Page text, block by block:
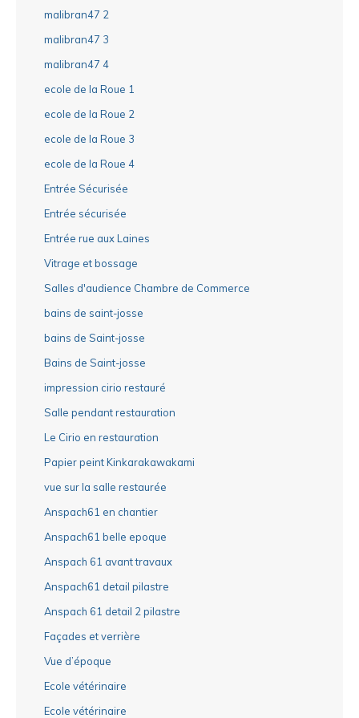
malibran47 2
malibran47 3
malibran47 4
ecole de la Roue 1
ecole de la Roue 2
ecole de la Roue 3
ecole de la Roue 4
Entrée Sécurisée
Entrée sécurisée
Entrée rue aux Laines
Vitrage et bossage
Salles d'audience Chambre de Commerce
bains de saint-josse
bains de Saint-josse
Bains de Saint-josse
impression cirio restauré
Salle pendant restauration
Le Cirio en restauration
Papier peint Kinkarakawakami
vue sur la salle restaurée
Anspach61 en chantier
Anspach61 belle epoque
Anspach 61 avant travaux
Anspach61 detail pilastre
Anspach 61 detail 2 pilastre
Façades et verrière
Vue d’époque
Ecole vétérinaire
Ecole vétérinaire